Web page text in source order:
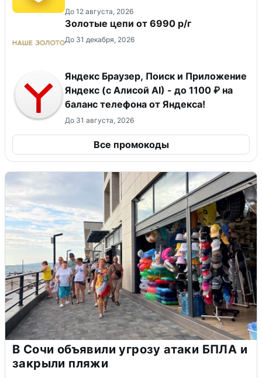
До 12 августа, 2026
Золотые цепи от 6990 р/г
До 31 декабря, 2026
Яндекс Браузер, Поиск и Приложение
Яндекс (с Алисой AI) - до 1100 ₽ на
баланс телефона от Яндекса!
До 31 августа, 2026
Все промокоды
В Сочи объявили угрозу атаки БПЛА и
закрыли пляжи